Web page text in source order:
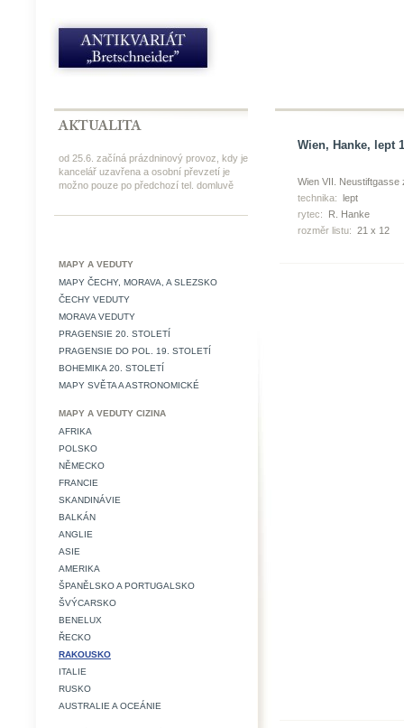
od 25.6. začíná prázdninový provoz, kdy je
kancelář uzavřena a osobní převzetí je
možno pouze po předchozí tel. domluvě
MAPY A VEDUTY
MAPY ČECHY, MORAVA, A SLEZSKO
ČECHY VEDUTY
MORAVA VEDUTY
PRAGENSIE 20. STOLETÍ
PRAGENSIE DO POL. 19. STOLETÍ
BOHEMIKA 20. STOLETÍ
MAPY SVĚTA A ASTRONOMICKÉ
MAPY A VEDUTY CIZINA
AFRIKA
POLSKO
NĚMECKO
FRANCIE
SKANDINÁVIE
BALKÁN
ANGLIE
ASIE
AMERIKA
ŠPANĚLSKO A PORTUGALSKO
ŠVÝCARSKO
BENELUX
ŘECKO
RAKOUSKO
ITALIE
RUSKO
AUSTRALIE A OCEÁNIE
Wien, Hanke, lept
Wien VII. Neustiftgasse
technika: lept
rytec:
R. Hanke
rozměr listu: 21 x 12